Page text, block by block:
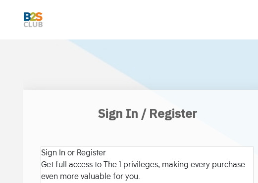
Sign In / Register
Sign In or Register
Get full access to The 1 privileges, making every purchase
even more valuable for you.